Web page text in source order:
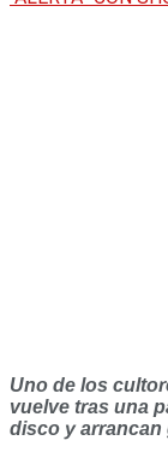
Uno de los
vuelve tras una
disco y arrancan